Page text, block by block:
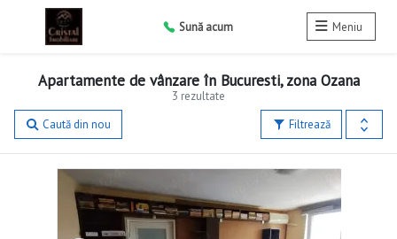
Sună acum Meniu
3 rezultate
Apartamente de vânzare în Bucuresti, zona Ozana
Filtrează
Caută din nou